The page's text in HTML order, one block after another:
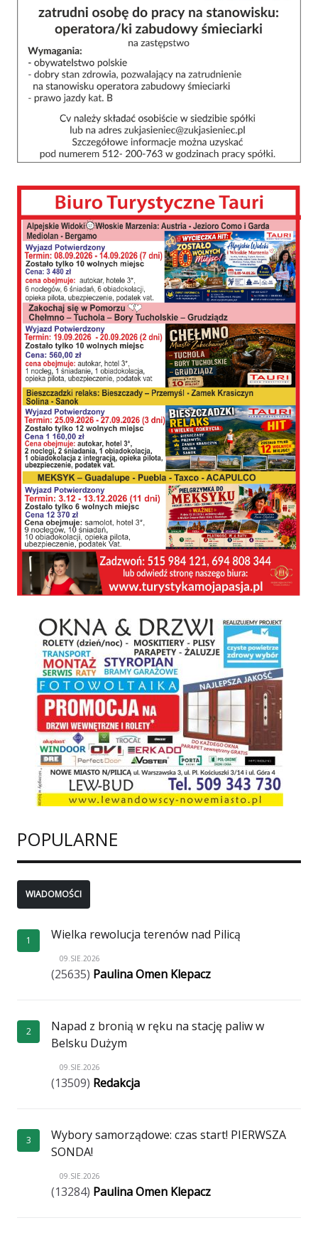
POPULARNE
WIADOMOŚCI
1 Wielka rewolucja terenów nad Pilicą
09.SIE.2026
(25635) Paulina Omen Klepacz
2
Napad z bronią w ręku na stację paliw w
Belsku Dużym
09.SIE.2026
(13509) Redakcja
3
Wybory samorządowe: czas start! PIERWSZA
SONDA!
09.SIE.2026
(13284) Paulina Omen Klepacz